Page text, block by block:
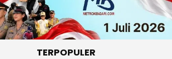
TERPOPULER